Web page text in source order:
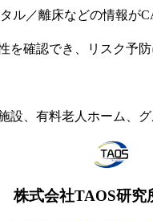
ル／離床などの情報が
を確認でき、リスク予防
設、有料老人ホーム、
株式会社TAOS研究